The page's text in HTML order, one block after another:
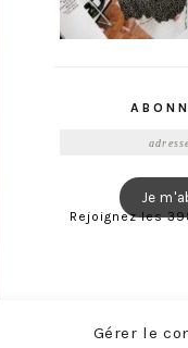
Gérer le
Je
Rejoignez les